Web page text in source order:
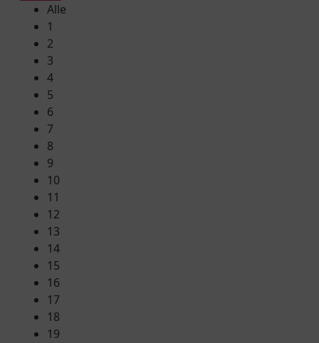
Alle
1
2
3
4
5
6
7
8
9
10
11
12
13
14
15
16
17
18
19